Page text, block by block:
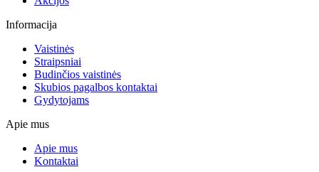
Informacija
Vaistinės
Straipsniai
Budinčios vaistinės
Skubios pagalbos kontaktai
Gydytojams
Apie mus
Apie mus
Kontaktai